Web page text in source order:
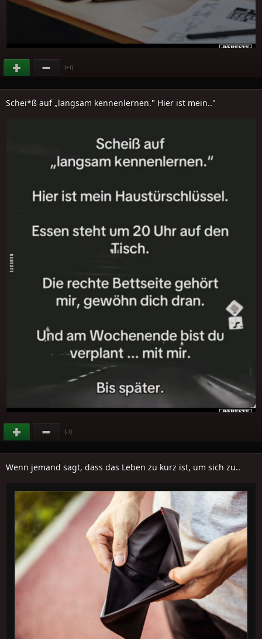
(+1)
Schei*ß auf „langsam kennenlernen." Hier ist mein.."
(-1)
Wenn jemand sagt, dass das Leben zu kurz ist, um sich zu..